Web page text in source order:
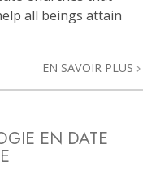
all beings attain
EN SAVOIR PLUS
EN DATE